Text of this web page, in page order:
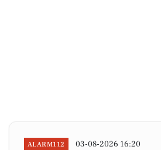
ALARM112 03-08-2026 16:20